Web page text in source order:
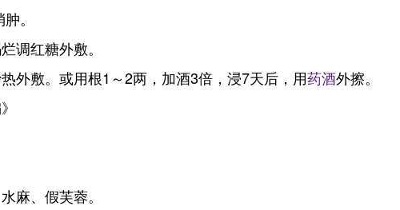
。
调红糖外敷。
外敷。或用根1～2两，加酒3倍，浸7天后，用药酒外擦。
麻、假芙蓉。